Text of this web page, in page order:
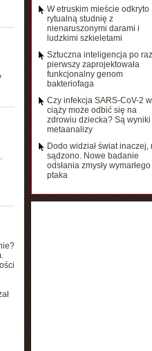
W etruskim mieście odkryto
rytualną studnię z
nienaruszonymi darami i
ludzkimi szkieletami
Sztuczna inteligencja po raz
pierwszy zaprojektowała
funkcjonalny genom
bakteriofaga
Czy infekcja SARS-CoV-2 w
ciąży może odbić się na
zdrowiu dziecka? Są wyniki
metaanalizy
Dodo widział świat inaczej,
sądzono. Nowe badanie
odsłania zmysły wymarłego
ptaka